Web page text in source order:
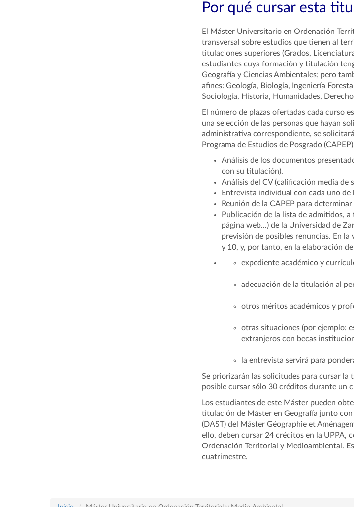
Por qué cursar esta
El Máster Universitario en Ordenación
transversal sobre estudios que tienen al
titulaciones superiores (Grados,
estudiantes cuya formación y titulación
Geografía y Ciencias Ambientales; pero
afines: Geología, Biología, Ingeniería
Sociología, Historia, Humanidades,
El número de plazas ofertadas cada curso
una selección de las personas que hayan
administrativa correspondiente, se
Programa de Estudios de Posgrado
Análisis de los documentos
con su titulación).
Análisis del CV (calificación media de
Entrevista individual con cada uno de
Reunión de la CAPEP para
Publicación de la lista de admitidos,
página web...) de la Universidad de
previsión de posibles renuncias. En la
y 10, y, por tanto, en la elaboración
expediente académico y
adecuación de la titulación al
otros méritos académicos y
otras situaciones (por ejemplo:
extranjeros con becas
la entrevista servirá para
Se priorizarán las solicitudes para cursar la
posible cursar sólo 30 créditos durante un
Los estudiantes de este Máster pueden
titulación de Máster en Geografía junto
(DAST) del Máster Géographie et
ello, deben cursar 24 créditos en la UPPA,
Ordenación Territorial y Medioambiental.
cuatrimestre.